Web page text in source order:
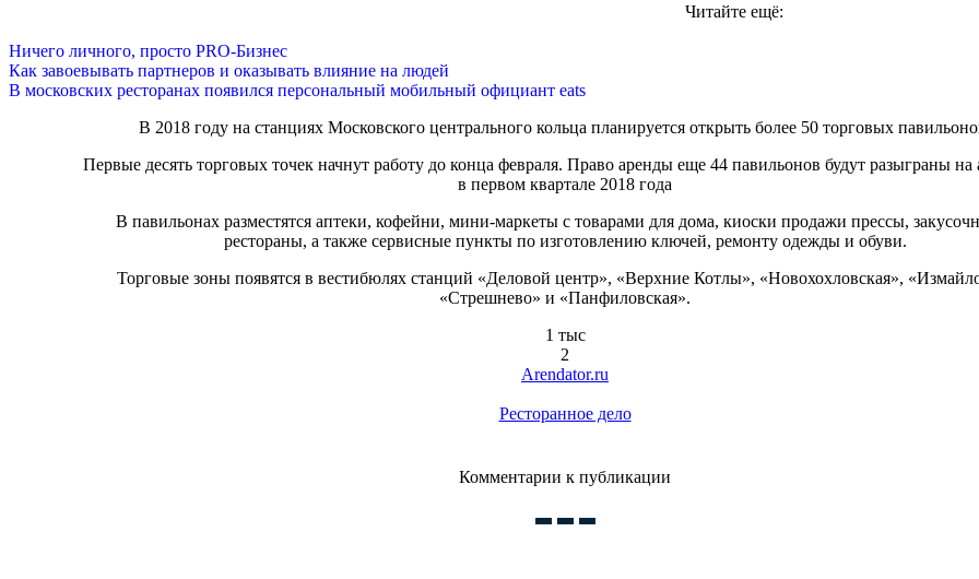
Читайте ещё:
Ничего личного, просто PRO-Бизнес
Как завоевывать партнеров и оказывать влияние на людей
В московских ресторанах появился персональный мобильный официант eats
В 2018 году на станциях Московского центрального кольца планируется открыть более 50 торговых
Первые десять торговых точек начнут работу до конца февраля. Право аренды еще 44 павильонов будут разыграны на
в первом квартале 2018 года
В павильонах разместятся аптеки, кофейни, мини-маркеты с товарами для дома, киоски продажи прессы,
рестораны, а также сервисные пункты по изготовлению ключей, ремонту одежды и обуви.
Торговые зоны появятся в вестибюлях станций «Деловой центр», «Верхние Котлы», «Новохохловская»,
«Стрешнево» и «Панфиловская».
1 тыс
2
Arendator.ru
Ресторанное дело
Комментарии к публикации